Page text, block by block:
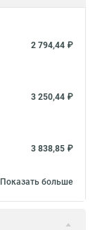
2 794,44 ₽
3 250,44 ₽
3 838,85 ₽
Показать больше